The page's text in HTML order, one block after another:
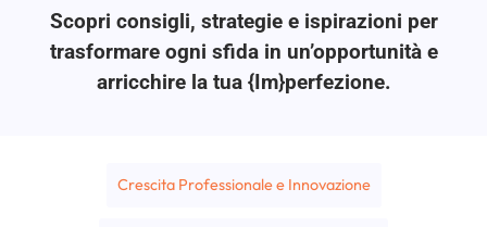
Scopri consigli, strategie e ispirazioni per
trasformare ogni sfida in un’opportunità e
arricchire la tua {Im}perfezione.
Crescita Professionale e Innovazione